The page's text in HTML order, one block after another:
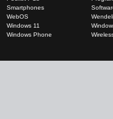
Smartphones
WebOS
Windows 11
Windows Phone